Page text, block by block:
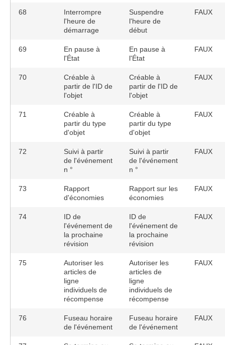
68
Interrompre
l'heure de
démarrage
Suspendre
l'heure de
début
FAUX
69
En pause à
l'État
En pause à
l'État
FAUX
70
Créable à
partir de l'ID de
l'objet
Créable à
partir de l'ID de
l'objet
FAUX
71
Créable à
partir du type
d'objet
Créable à
partir du type
d'objet
FAUX
72
Suivi à partir
de l'événement
n °
Suivi à partir
de l'événement
n °
FAUX
73
Rapport
d'économies
Rapport sur les
économies
FAUX
74
ID de
l'événement de
la prochaine
révision
ID de
l'événement de
la prochaine
révision
FAUX
75
Autoriser les
articles de
ligne
individuels de
récompense
Autoriser les
articles de
ligne
individuels de
récompense
FAUX
76
Fuseau horaire
de l'événement
Fuseau horaire
de l'événement
FAUX